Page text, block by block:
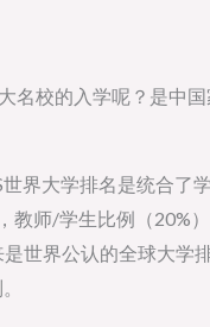
名校的入学呢？是中
界大学排名是统合了
教师/学生比例（20%
世界公认的全球大学